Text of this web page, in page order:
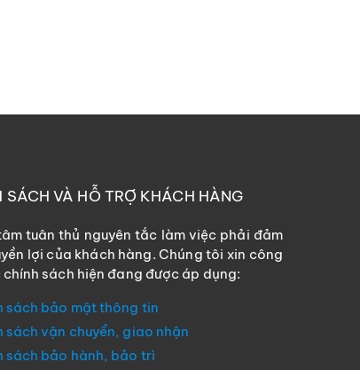
SÁCH VÀ HỖ TRỢ KHÁCH HÀNG
tuân thủ nguyên tắc làm việc phải đảm
lợi của khách hàng. Chúng tôi xin công
sách hiện đang được áp dụng:
sách bảo mật thông tin
sách vận chuyển, giao nhận
sách bảo hành, bảo trì